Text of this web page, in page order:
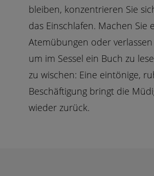
bleiben, konzentrieren Sie
das Einschlafen. Machen Sie
Atemübungen oder verlassen
um im Sessel ein Buch zu
zu wischen: Eine eintönige,
Beschäftigung bringt die
wieder zurück.